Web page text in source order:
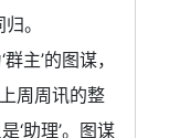
。
主’的图谋，
周周讯的整
‘助理’。图谋